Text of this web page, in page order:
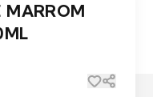
MARROM